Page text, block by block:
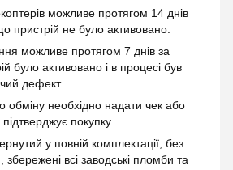
можливе протягом 14 днів
пристрій не було активовано.
можливе протягом 7 днів за
було активовано і в процесі був
дефект.
обміну необхідно надати чек або
покупку.
у повній комплектації, без
збережені всі заводські пломби та